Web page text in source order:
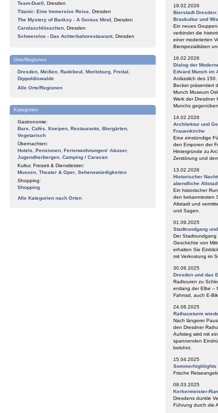
Team-Duell
Dresden
Titanic: Eine Immersive Reise Dresden
The Mystery of Banksy - A Genius Mind Dresden
Carolaschlösschen Dresden
Schwerelos - Das Achterbahnrestaurant, Dresden
Orte/Regionen
Dresden Meißen Radebeul Moritzburg Freital
Dippoldiswalde
Alle Orte/Regionen
Kategorien
Gastronomie:
Bars
Cafés Kneipen Restaurants Biergärten
Vegetarisch
Übernachten:
Hotels
Pensionen Ferienwohnungen/ -häuser
Jugendherbergen Camping / Caravan
Kultur, Freizeit & Dienstleister:
Museen Theater & Oper Sehenswürdigkeiten
Shopping:
Shopping
Alle Kategorien nach Orten
19.02.2026
Bierstadt
Braukultur und
Ein neues
verbindet die
einer moderierten
Bierspezialitäten
16.02.2026
Dialog der
Edvard Munch im
Anlässlich des
Becker präsentiert
Munch Museum
Werk der Dresdner
Munchs
14.02.2026
Architektur und
Frauenkirche
Eine einstündige
den Emporen der
Hintergründe zu
Zerstörung und
13.02.2026
Historischer
abendliche
Ein historischer
den bekanntesten
Altstadt und
und Sagen.
01.09.2025
Stadtrundgang
Der Stadtrundgang
Geschichte von
erhalten Sie
mit Verkostung im
30.08.2025
Dresden und das
Radtouren zu
entlang der Elbe –
Fahrrad, auch E-
24.06.2025
Rathausturm
Nach längerer
den Dresdner
Aufstieg wird mit
spannenden
belohnt.
15.04.2025
Sommerhighlights
Frische
08.03.2025
Kerkermeister-
Dresdens dunkle
Führung durch die